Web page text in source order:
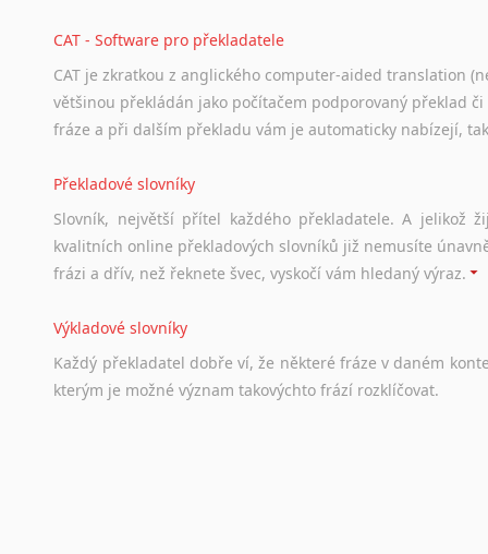
CAT - Software pro překladatele
CAT je zkratkou z anglického computer-aided translation
většinou překládán jako počítačem podporovaný překlad
fráze a při dalším překladu vám je automaticky nabízejí,
Překladové slovníky
Slovník, největší přítel každého překladatele. A jelikož
kvalitních online překladových slovníků již nemusíte
frázi a dřív, než řeknete švec, vyskočí vám hledaný výraz.
Výkladové slovníky
Každý překladatel dobře ví, že některé fráze v daném
kterým je možné význam takovýchto frází rozklíčovat.